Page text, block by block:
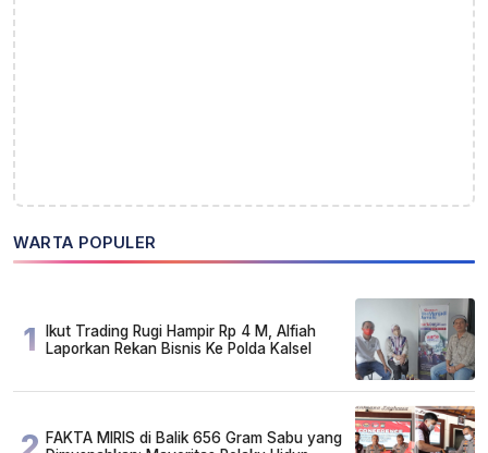
WARTA POPULER
1
Ikut Trading Rugi Hampir Rp 4 M, Alfiah
Laporkan Rekan Bisnis Ke Polda Kalsel
FAKTA MIRIS di Balik 656 Gram Sabu yang